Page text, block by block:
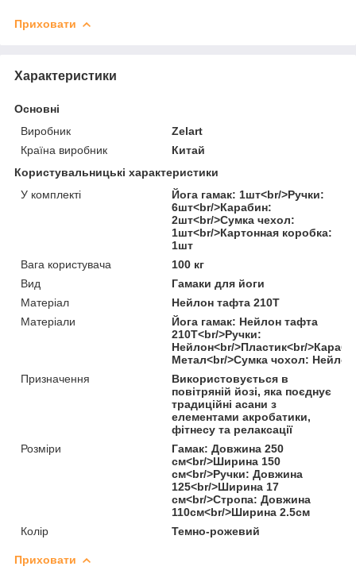
Приховати
Характеристики
Основні
Виробник
Zelart
Країна виробник
Китай
Користувальницькі характеристики
У комплекті
Йога гамак: 1шт<br/>Ручки:
6шт<br/>Карабин:
2шт<br/>Сумка чехол:
1шт<br/>Картонная коробка:
1шт
Вага користувача
100 кг
Вид
Гамаки для йоги
Матеріал
Нейлон тафта 210T
Матеріали
Йога гамак: Нейлон тафта
210T<br/>Ручки:
Нейлон<br/>Пластик<br/
Метал<br/>Сумка чохол: Нейлон
Призначення
Використовується в
повітряній йозі, яка поєднує
традиційні асани з
елементами акробатики,
фітнесу та релаксації
Розміри
Гамак: Довжина 250
см<br/>Ширина 150
см<br/>Ручки: Довжина
125<br/>Ширина 17
см<br/>Стропа: Довжина
110см<br/>Ширина 2.5см
Колір
Темно-рожевий
Приховати